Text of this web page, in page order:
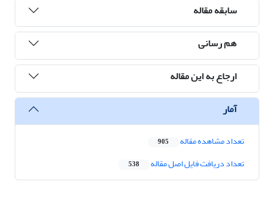
سابقه مقاله
هم رسانی
ارجاع به این مقاله
آمار
تعداد مشاهده مقاله 905
تعداد دریافت فایل اصل مقاله 538